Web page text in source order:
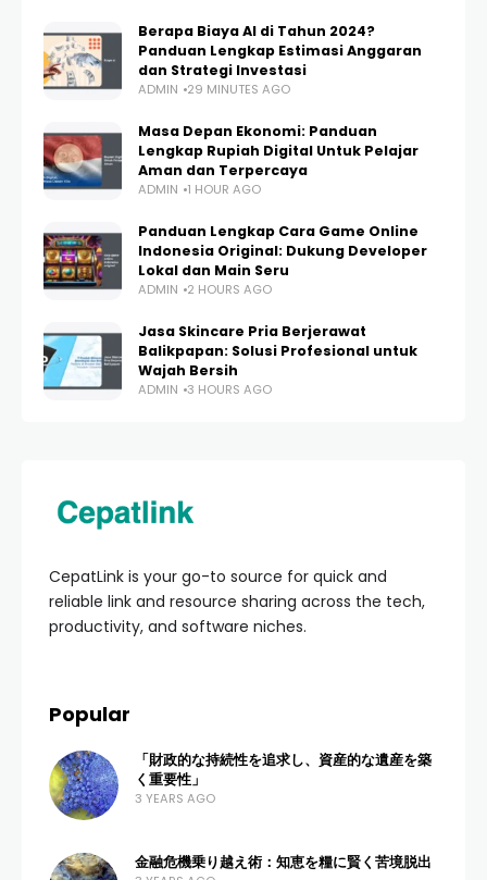
Berapa Biaya AI di Tahun 2024?
Panduan Lengkap Estimasi Anggaran
dan Strategi Investasi
ADMIN 29 MINUTES AGO
Masa Depan Ekonomi: Panduan
Lengkap Rupiah Digital Untuk Pelajar
Aman dan Terpercaya
ADMIN 1 HOUR AGO
Panduan Lengkap Cara Game Online
Indonesia Original: Dukung Developer
Lokal dan Main Seru
ADMIN 2 HOURS AGO
Jasa Skincare Pria Berjerawat
Balikpapan: Solusi Profesional untuk
Wajah Bersih
ADMIN 3 HOURS AGO
CepatLink is your go-to source for quick and
reliable link and resource sharing across the tech,
productivity, and software niches.
Popular
「財政的な持続性を追求し、資産的な遺産を築
く重要性」
3 YEARS AGO
金融危機乗り越え術：知恵を糧に賢く苦境脱出